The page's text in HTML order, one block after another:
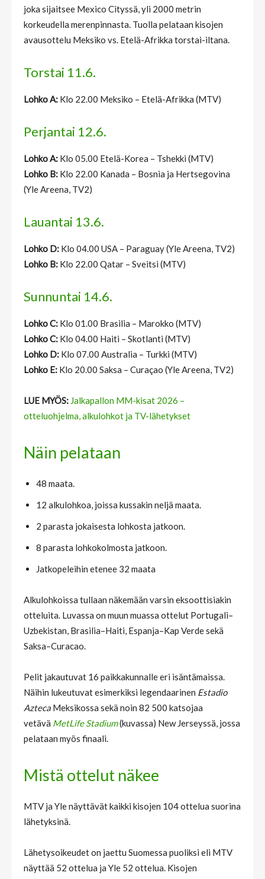
joka sijaitsee Mexico Cityssä, yli 2000 metrin
korkeudella merenpinnasta. Tuolla pelataan kisojen
avausottelu Meksiko vs. Etelä-Afrikka torstai-iltana.
Torstai 11.6.
Lohko A: Klo 22.00 Meksiko – Etelä-Afrikka (MTV)
Perjantai 12.6.
Lohko A: Klo 05.00 Etelä-Korea – Tshekki (MTV)
Lohko B: Klo 22.00 Kanada – Bosnia ja Hertsegovina
(Yle Areena, TV2)
Lauantai 13.6.
Lohko D: Klo 04.00 USA – Paraguay (Yle Areena, TV2)
Lohko B: Klo 22.00 Qatar – Sveitsi (MTV)
Sunnuntai 14.6.
Lohko C: Klo 01.00 Brasilia – Marokko (MTV)
Lohko C: Klo 04.00 Haiti – Skotlanti (MTV)
Lohko D: Klo 07.00 Australia – Turkki (MTV)
Lohko E: Klo 20.00 Saksa – Curaçao (Yle Areena, TV2)
LUE MYÖS: Jalkapallon MM-kisat 2026 –
otteluohjelma, alkulohkot ja TV-lähetykset
Näin pelataan
48 maata.
12 alkulohkoa, joissa kussakin neljä maata.
2 parasta jokaisesta lohkosta jatkoon.
8 parasta lohkokolmosta jatkoon.
Jatkopeleihin etenee 32 maata
Alkulohkoissa tullaan näkemään varsin eksoottisiakin
otteluita. Luvassa on muun muassa ottelut Portugali–
Uzbekistan, Brasilia–Haiti, Espanja–Kap Verde sekä
Saksa–Curacao.
Pelit jakautuvat 16 paikkakunnalle eri isäntämaissa.
Näihin lukeutuvat esimerkiksi legendaarinen Estadio
Azteca Meksikossa sekä noin 82 500 katsojaa
vetävä MetLife Stadium(kuvassa) New Jerseyssä, jossa
pelataan myös finaali.
Mistä ottelut näkee
MTV ja Yle näyttävät kaikki kisojen 104 ottelua suorina
lähetyksinä.
Lähetysoikeudet on jaettu Suomessa puoliksi eli MTV
näyttää 52 ottelua ja Yle 52 ottelua. Kisojen